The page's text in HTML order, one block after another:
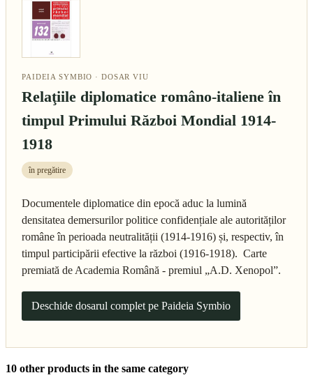
PAIDEIA SYMBIO · DOSAR VIU
Relaţiile diplomatice româno-italiene în
timpul Primului Război Mondial 1914-
1918
în pregătire
Documentele diplomatice din epocă aduc la lumină
densitatea demersurilor politice confidențiale ale autorităților
române în perioada neutralității (1914-1916) și, respectiv, în
timpul participării efective la război (1916-1918). Carte
premiată de Academia Română - premiul „A.D. Xenopol”.
Deschide dosarul complet pe Paideia Symbio
10 other products in the same category